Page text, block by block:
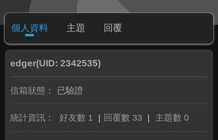
個人資料 主題 回覆
edger(UID: 2342535)
信箱狀態： 已驗證
統計資訊： 好友數 1 回覆數 33 主題數 0